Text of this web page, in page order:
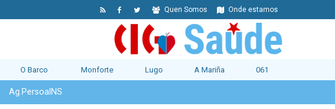
Onde estamos
Quen Somos
O Barco Monforte Lugo A Mariña 061
Ag.PersoalNS